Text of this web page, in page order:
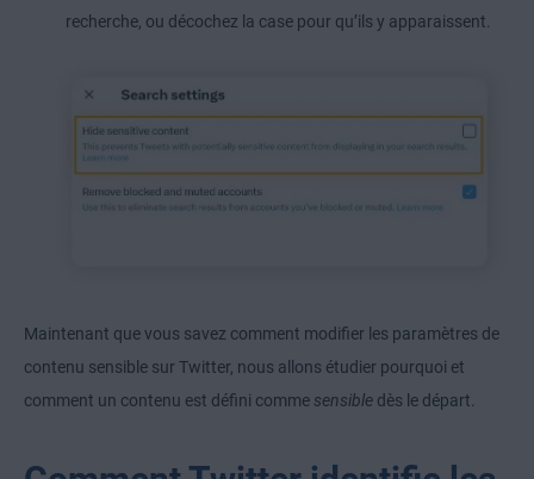
recherche, ou décochez la case pour qu’ils y apparaissent.
Maintenant que vous savez comment modifier les paramètres de
contenu sensible sur Twitter, nous allons étudier pourquoi et
comment un contenu est défini comme sensible dès le départ.